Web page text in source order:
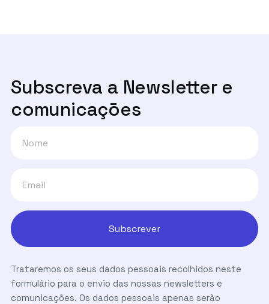
Subscreva a Newsletter e
comunicaçōes
Trataremos os seus dados pessoais recolhidos neste
formulário para o envio das nossas newsletters e
comunicações. Os dados pessoais apenas serão